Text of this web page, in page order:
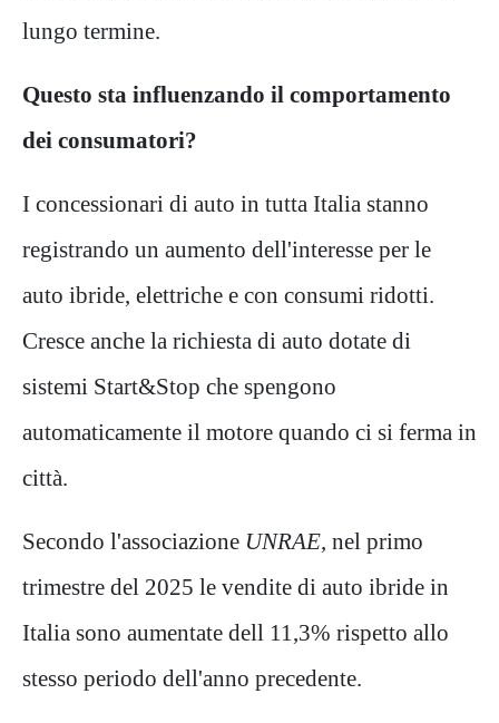
lungo termine.
Questo sta influenzando il comportamento
dei consumatori?
I concessionari di auto in tutta Italia stanno
registrando un aumento dell'interesse per le
auto ibride, elettriche e con consumi ridotti.
Cresce anche la richiesta di auto dotate di
sistemi Start&Stop che spengono
automaticamente il motore quando ci si ferma in
città.
Secondo l'associazione UNRAE, nel primo
trimestre del 2025 le vendite di auto ibride in
Italia sono aumentate dell 11,3% rispetto allo
stesso periodo dell'anno precedente.